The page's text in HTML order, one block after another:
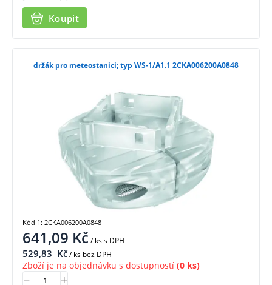
Koupit
držák pro meteostanici; typ WS-1/A1.1 2CKA006200A0848
641,09 Kč/ kss DPH
529,83 Kč/ ks bez DPH
Zboží je na objednávku s dostupností (0 ks)
Kód 1: 2CKA006200A0848